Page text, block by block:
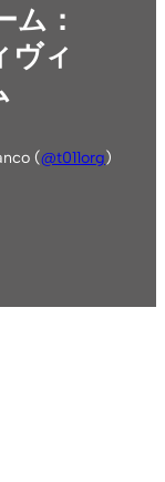
ム：
ヴィ
(@t011org)